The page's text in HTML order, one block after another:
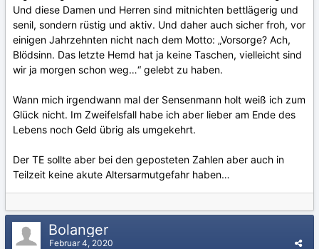
Und diese Damen und Herren sind mitnichten bettlägerig und
senil, sondern rüstig und aktiv. Und daher auch sicher froh, vor
einigen Jahrzehnten nicht nach dem Motto: „Vorsorge? Ach,
Blödsinn. Das letzte Hemd hat ja keine Taschen, vielleicht sind
wir ja morgen schon weg…“ gelebt zu haben.
Wann mich irgendwann mal der Sensenmann holt weiß ich zum
Glück nicht. Im Zweifelsfall habe ich aber lieber am Ende des
Lebens noch Geld übrig als umgekehrt.
Der TE sollte aber bei den geposteten Zahlen aber auch in
Teilzeit keine akute Altersarmutgefahr haben…
Bolanger
Februar 4, 2020